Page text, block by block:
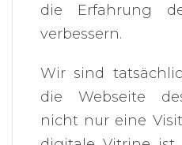
die Erfahrung
verbessern.
Wir sind
die Webseite
nicht nur eine